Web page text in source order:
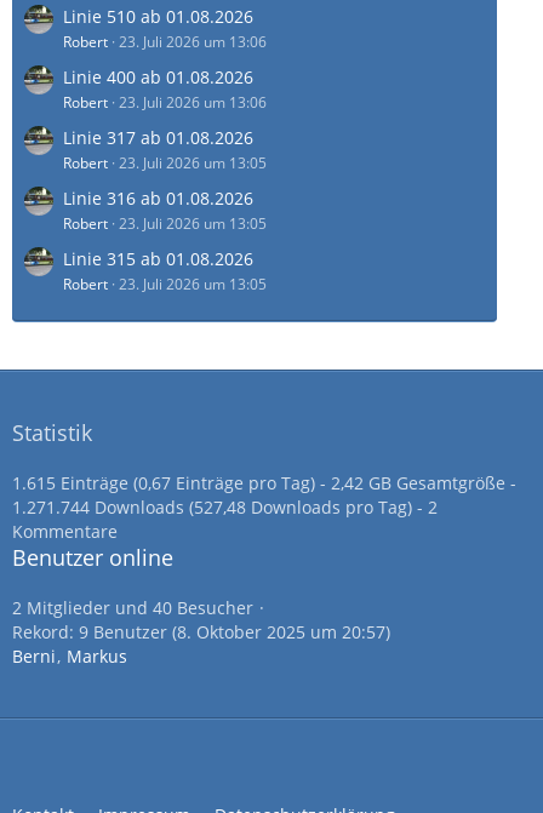
Linie 510 ab 01.08.2026
Robert 23. Juli 2026 um 13:06
Linie 400 ab 01.08.2026
Robert 23. Juli 2026 um 13:06
Linie 317 ab 01.08.2026
Robert 23. Juli 2026 um 13:05
Linie 316 ab 01.08.2026
Robert 23. Juli 2026 um 13:05
Linie 315 ab 01.08.2026
Robert 23. Juli 2026 um 13:05
Statistik
1.615 Einträge (0,67 Einträge pro Tag) - 2,42 GB Gesamtgröße -
1.271.744 Downloads (527,48 Downloads pro Tag) - 2
Kommentare
Benutzer online
2 Mitglieder und 40 Besucher
Rekord: 9 Benutzer (8. Oktober 2025 um 20:57)
Berni Markus